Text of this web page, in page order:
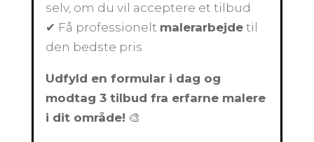
selv, om du vil acceptere et tilbud
✔ Få professionelt malerarbejde til
den bedste pris
Udfyld en formular i dag og
modtag 3 tilbud fra erfarne malere
i dit område! 🎨